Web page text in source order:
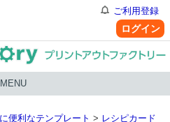
ご利用登録
ログイン
MENU
便利なテンプレート > レシピカード